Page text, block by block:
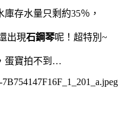
存水量只剩約35％，
出現石鋼琴呢！超特別~
蛋寶拍不到…